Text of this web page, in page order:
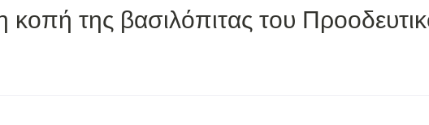
κοπή της βασιλόπιτας του